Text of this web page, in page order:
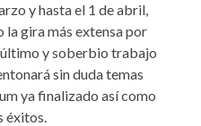
y hasta el 1 de abril,
la gira más extensa por
último y soberbio trabajo
sin duda temas
ya finalizado así como
éxitos.